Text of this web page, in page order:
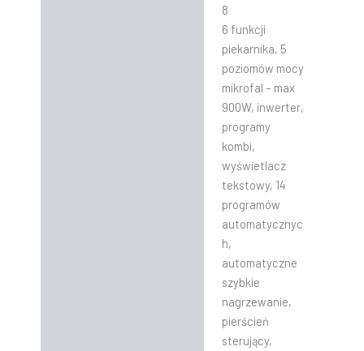
8
6 funkcji
piekarnika, 5
poziomów mocy
mikrofal – max
900W, inwerter,
programy
kombi,
wyświetlacz
tekstowy, 14
programów
automatycznyc
h,
automatyczne
szybkie
nagrzewanie,
pierścień
sterujący,